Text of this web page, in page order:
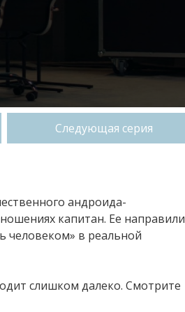
Следующая серия
андроида-
капитан. Ее направили
человеком» в реальной
слишком далеко. Смотрите